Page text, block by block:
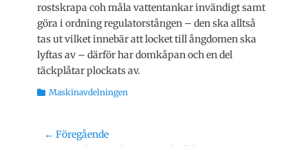
rostskrapa coh måla vattentankar invändigt samt
göra i ordning regulatorstången – den ska alltså
tas ut vilket innebär att locket till ångdomen ska
lyftas av – därför har domkåpan och en del
täckplåtar plockats av.
Kategorier
Maskinavdelningen
Inläggsnavigering
← Föregående